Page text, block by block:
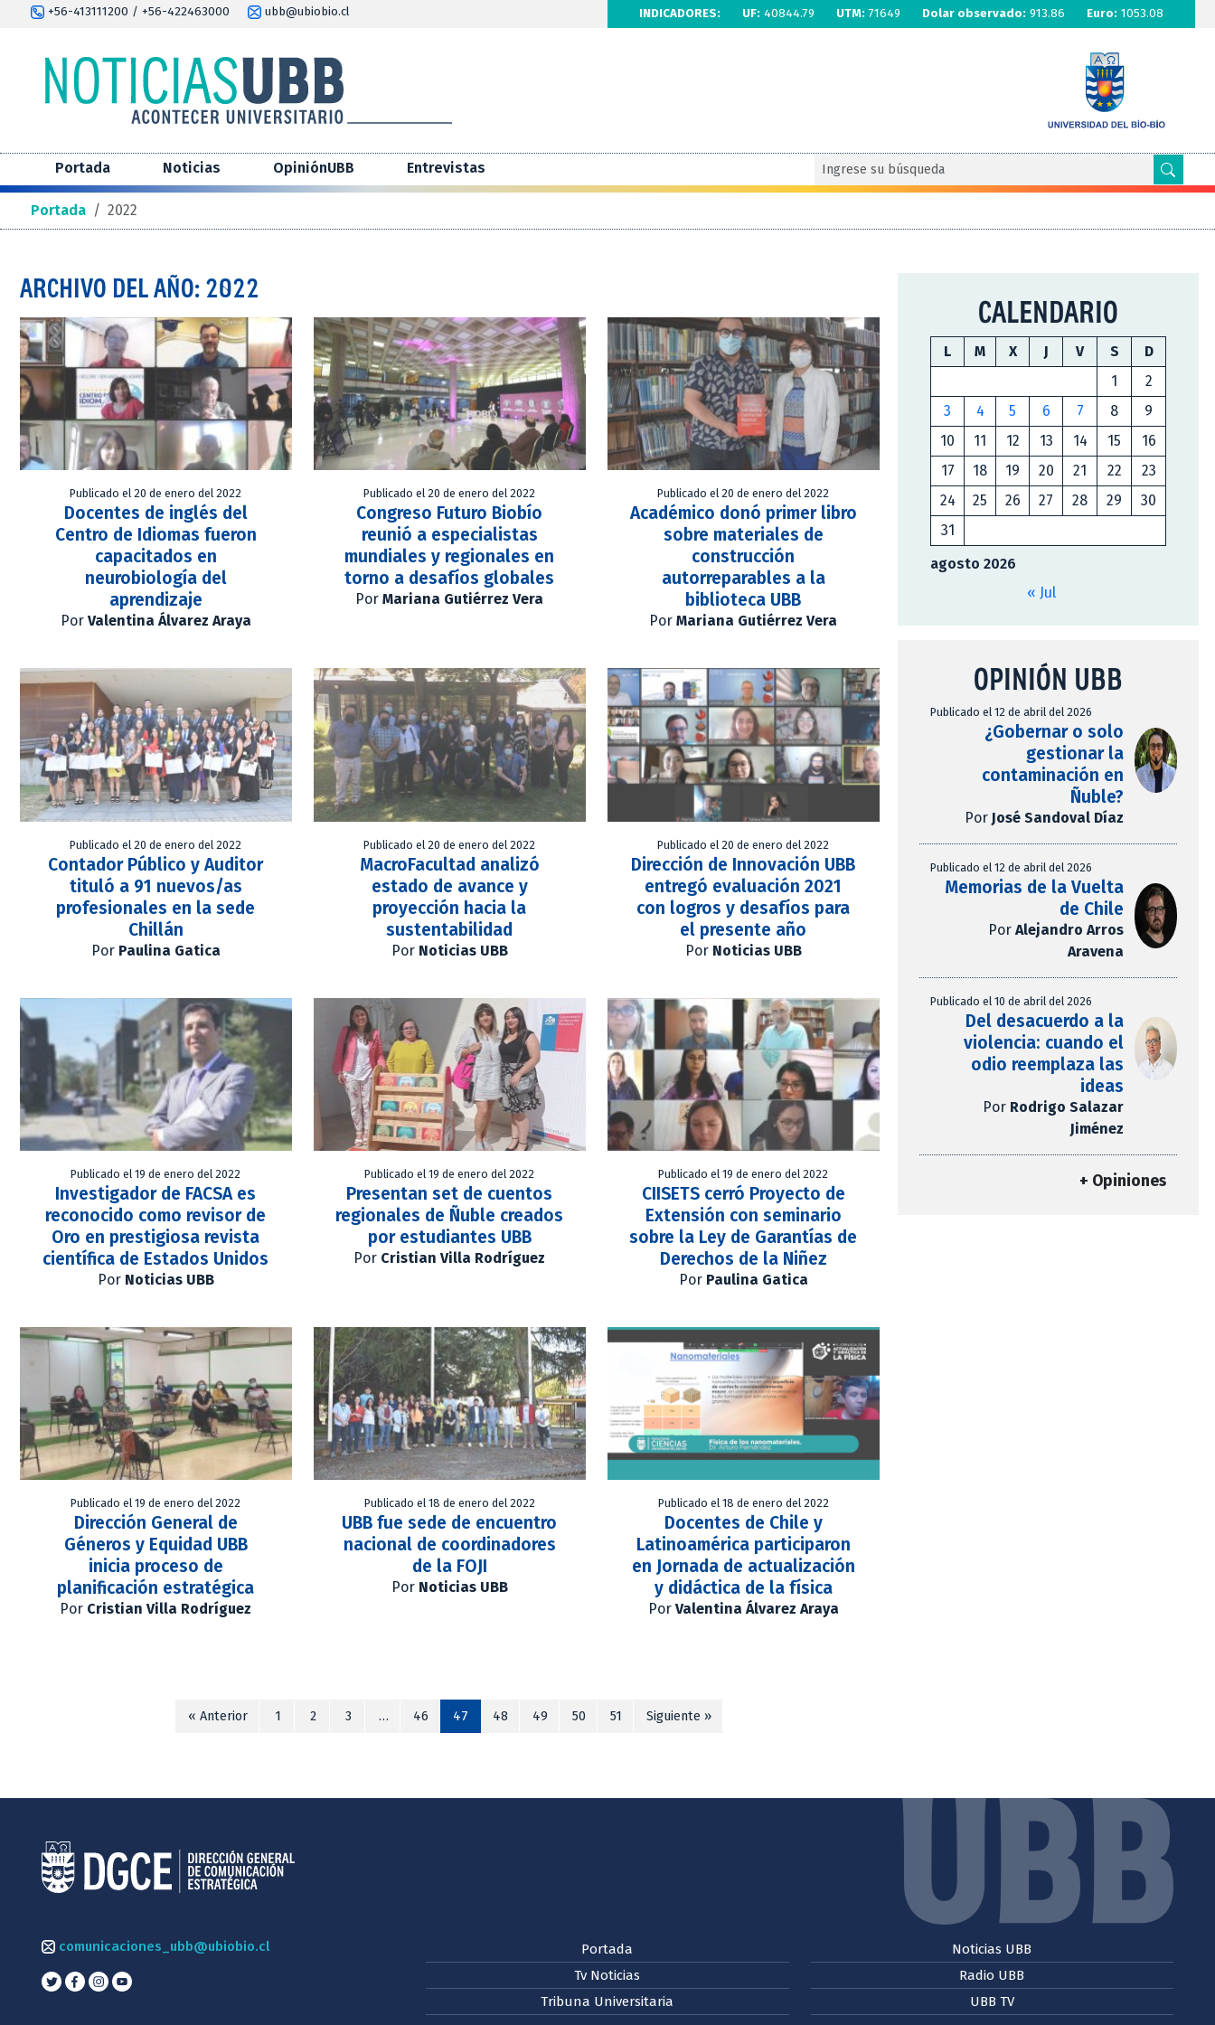
+56-413111200 / +56-422463000 ubb@ubiobio.cl INDICADORES: UF: 40844.79 UTM: 71649 Dolar observado: 913.86 Euro: 1053.08
Portada Noticias OpiniónUBB Entrevistas
Portada / 2022
ARCHIVO DEL AÑO: 2022
Publicado el 20 de enero del 2022
Docentes de inglés del
Centro de Idiomas fueron
capacitados en
neurobiología del
aprendizaje
Por Valentina Álvarez Araya
Publicado el 20 de enero del 2022
Congreso Futuro Biobío
reunió a especialistas
mundiales y regionales en
torno a desafíos globales
PorMariana Gutiérrez Vera
Publicado el 20 de enero del 2022
Académico donó primer libro
sobre materiales de
construcción
autorreparables a la
biblioteca UBB
PorMariana Gutiérrez Vera
Publicado el 20 de enero del 2022
Contador Público y Auditor
tituló a 91 nuevos/as
profesionales en la sede
Chillán
Por Paulina Gatica
Publicado el 20 de enero del 2022
MacroFacultad analizó
estado de avance y
proyección hacia la
sustentabilidad
Por Noticias UBB
Publicado el 20 de enero del 2022
Dirección de Innovación UBB
entregó evaluación 2021
con logros y desafíos para
el presente año
Por Noticias UBB
Publicado el 19 de enero del 2022
Investigador de FACSA es
reconocido como revisor de
Oro en prestigiosa revista
científica de Estados Unidos
Por Noticias UBB
Publicado el 19 de enero del 2022
Presentan set de cuentos
regionales de Ñuble creados
por estudiantes UBB
Por Cristian Villa Rodríguez
Publicado el 19 de enero del 2022
CIISETS cerró Proyecto de
Extensión con seminario
sobre la Ley de Garantías de
Derechos de la Niñez
Por Paulina Gatica
Publicado el 19 de enero del 2022
Dirección General de
Géneros y Equidad UBB
inicia proceso de
planificación estratégica
Por Cristian Villa Rodríguez
Publicado el 18 de enero del 2022
UBB fue sede de encuentro
nacional de coordinadores
de la FOJI
Por Noticias UBB
Publicado el 18 de enero del 2022
Docentes de Chile y
Latinoamérica participaron
en Jornada de actualización
y didáctica de la física
Por Valentina Álvarez Araya
« Anterior 1 2 3 … 46 47 48 49 50 51 Siguiente »
CALENDARIO
agosto 2026
L M X J V S
D
1
2
3
4 5 6 7 8
9
10
11 12 13 14 15
16
17
18 19 20 21 22
23
24
25 26 27 28 29
30
31
« Jul
OPINIÓN UBB
Publicado el 12 de abril del 2026
¿Gobernar o solo
gestionar la
contaminación en
Ñuble?
Por José Sandoval Díaz
Publicado el 12 de abril del 2026
Memorias de la Vuelta
de Chile
Por Alejandro Arros
Aravena
Publicado el 10 de abril del 2026
Del desacuerdo a la
violencia: cuando el
odio reemplaza las
ideas
Por Rodrigo Salazar
Jiménez
+ Opiniones
comunicaciones_ubb@ubiobio.cl
Portada
Tv Noticias
Tribuna Universitaria
Noticias UBB
Radio UBB
UBB TV